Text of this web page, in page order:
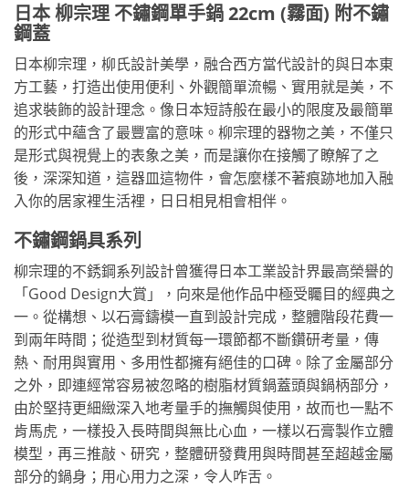
日本 柳宗理 不鏽鋼單手鍋 22cm (霧面) 附不鏽
鋼蓋
日本柳宗理，柳氏設計美學，融合西方當代設計的與日本東
方工藝，打造出使用便利、外觀簡單流暢、實用就是美，不
追求裝飾的設計理念。像日本短詩般在最小的限度及最簡單
的形式中蘊含了最豐富的意味。柳宗理的器物之美，不僅只
是形式與視覺上的表象之美，而是讓你在接觸了瞭解了之
後，深深知道，這器皿這物件，會怎麼樣不著痕跡地加入融
入你的居家裡生活裡，日日相見相會相伴。
不鏽鋼鍋具系列
柳宗理的不銹鋼系列設計曾獲得日本工業設計界最高榮譽的
「Good Design大賞」，向來是他作品中極受矚目的經典之
一。從構想、以石膏鑄模一直到設計完成，整體階段花費一
到兩年時間；從造型到材質每一環節都不斷鑽研考量，傳
熱、耐用與實用、多用性都擁有絕佳的口碑。除了金屬部分
之外，即連經常容易被忽略的樹脂材質鍋蓋頭與鍋柄部分，
由於堅持更細緻深入地考量手的撫觸與使用，故而也一點不
肯馬虎，一樣投入長時間與無比心血，一樣以石膏製作立體
模型，再三推敲、研究，整體研發費用與時間甚至超越金屬
部分的鍋身；用心用力之深，令人咋舌。